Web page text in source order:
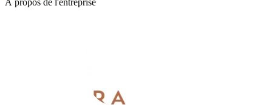
À propos de l'entreprise